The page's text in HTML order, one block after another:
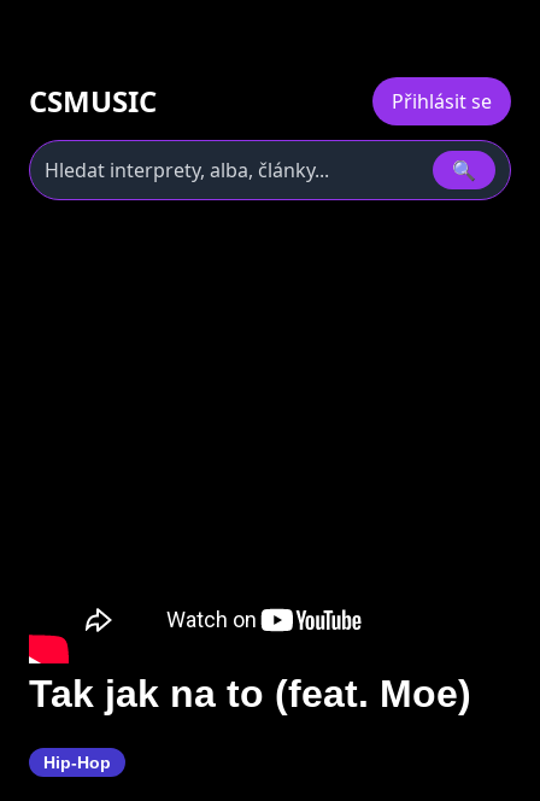
CSMUSIC Přihlásit se
🔍
Tak jak na to (feat. Moe)
Hip-Hop